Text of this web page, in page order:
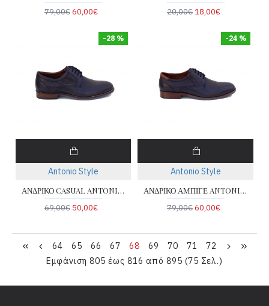
79,00€60,00€
20,00€ 18,00€
-28 %
Antonio Style
ΑΝΔΡΙΚΟ CASUAL ANTONIO 48-BLUE-1
69,00€ 50,00€
-24 %
Antonio Style
ΑΝΔΡΙΚΟ ΑΜΠΙΓΕ ANTONIO 24-BLUE-1
79,00€60,00€
64 65 66 67 68 69 70 71
72
Εμφάνιση 805 έως 816 από 895 (75 Σελ.)